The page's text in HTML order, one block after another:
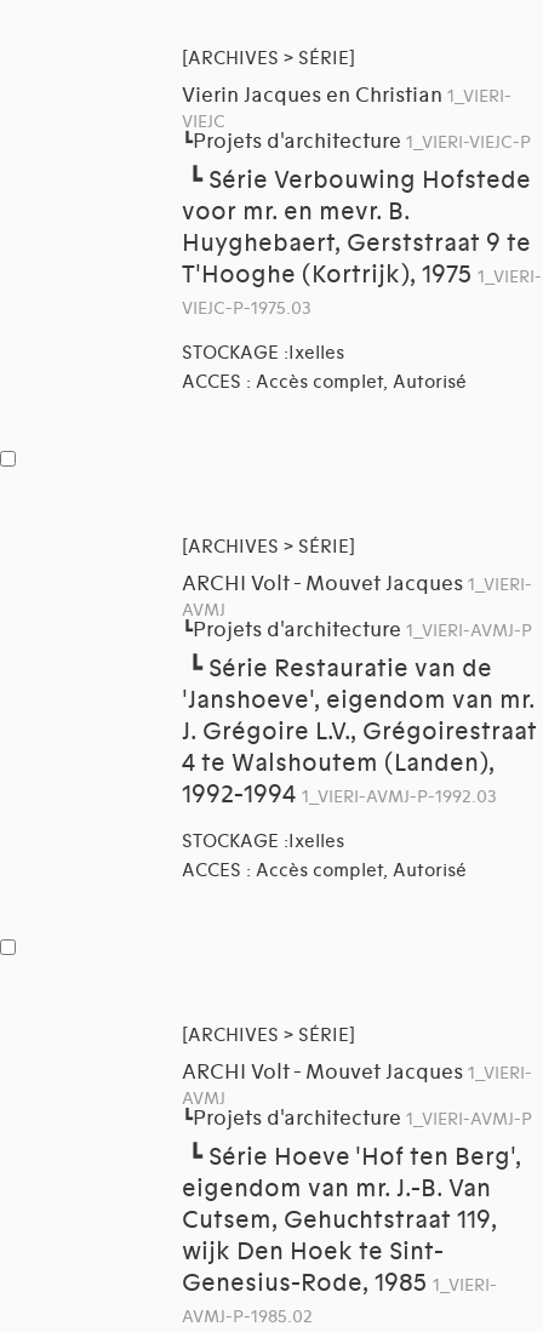
[ARCHIVES > SÉRIE]
Vierin Jacques en Christian 1_VIERI-
VIEJC
┗Projets d'architecture 1_VIERI-VIEJC-P
┗ Série Verbouwing Hofstede
voor mr. en mevr. B.
Huyghebaert, Gerststraat 9 te
T'Hooghe (Kortrijk), 1975 1_VIERI-
VIEJC-P-1975.03
STOCKAGE :Ixelles
ACCES : Accès complet, Autorisé
[ARCHIVES > SÉRIE]
ARCHI Volt - Mouvet Jacques 1_VIERI-
AVMJ
┗Projets d'architecture 1_VIERI-AVMJ-P
┗ Série Restauratie van de
'Janshoeve', eigendom van mr.
J. Grégoire L.V., Grégoirestraat
4 te Walshoutem (Landen),
1992-1994 1_VIERI-AVMJ-P-1992.03
STOCKAGE :Ixelles
ACCES : Accès complet, Autorisé
[ARCHIVES > SÉRIE]
ARCHI Volt - Mouvet Jacques 1_VIERI-
AVMJ
┗Projets d'architecture 1_VIERI-AVMJ-P
┗ Série Hoeve 'Hof ten Berg',
eigendom van mr. J.-B. Van
Cutsem, Gehuchtstraat 119,
wijk Den Hoek te Sint-
Genesius-Rode, 1985 1_VIERI-
AVMJ-P-1985.02